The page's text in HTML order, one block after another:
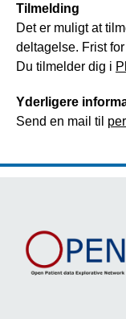
Tilmelding
Det er muligt at
deltagelse. Frist
Du tilmelder dig i
Yderligere
Send en mail til